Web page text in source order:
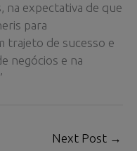
expectativa de que
para
trajeto de sucesso e
negócios e na
Next Post →